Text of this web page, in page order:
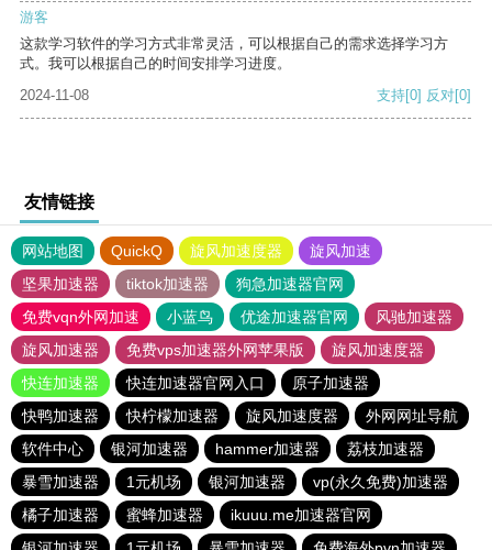
游客
这款学习软件的学习方式非常灵活，可以根据自己的需求选择学习方
式。我可以根据自己的时间安排学习进度。
2024-11-08
支持[0] 反对[0]
友情链接
网站地图 QuickQ 旋风加速度器
旋风加速
坚果加速器
tiktok加速器
狗急加速器官网
免费vqn外网加速
小蓝鸟 优途加速器官网
风驰加速器
旋风加速器
免费vps加速器外网苹果版
旋风加速度器
快连加速器
快连加速器官网入口
原子加速器
快鸭加速器
快柠檬加速器 旋风加速度器
外网网址导航
软件中心
银河加速器 hammer加速器
荔枝加速器
暴雪加速器
1元机场 银河加速器
vp(永久免费)加速器
橘子加速器
蜜蜂加速器
ikuuu.me加速器官网